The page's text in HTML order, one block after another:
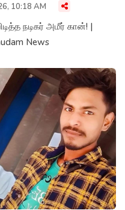
10:18 AM
நடிகர் அமீர் கான்! |
News